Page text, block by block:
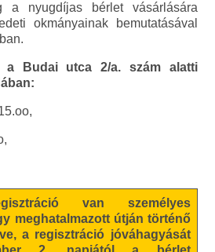
a nyugdíjas bérlet vásárlására
okmányainak bemutatásával
a Budai utca 2/a. szám alatti
van személyes
meghatalmazott útján történő
a regisztráció jóváhagyását